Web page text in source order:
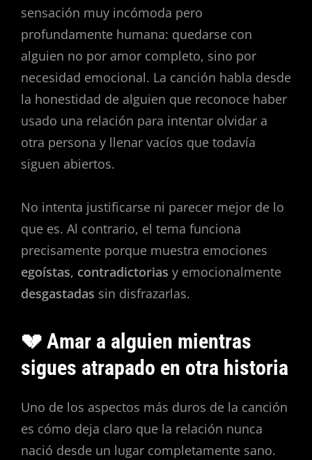
sensación muy incómoda pero
profundamente humana: quedarse con
alguien no por amor completo, sino por
necesidad emocional. La canción habla desde
la honestidad de alguien que reconoce haber
usado una relación para intentar olvidar a
otra persona y llenar vacíos que todavía
siguen abiertos.
No intenta justificarse ni parecer mejor de lo
que es. Al contrario, el tema funciona
precisamente porque muestra emociones
egoístas, contradictorias y emocionalmente
desgastadas sin disfrazarlas.
💔 Amar a alguien mientras
sigues atrapado en otra historia
Uno de los aspectos más duros de la canción
es cómo deja claro que la relación nunca
nació desde un lugar completamente sano.